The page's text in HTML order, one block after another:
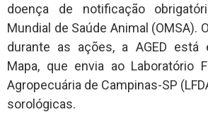
doença de notificação
Mundial de Saúde Animal (OMSA).
durante as ações, a AGED está
Mapa, que envia ao Laboratório
Agropecuária de Campinas-SP
sorológicas.